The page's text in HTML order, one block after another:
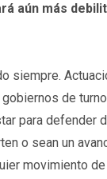
aún más
siempre.
de
para defender
o sean un
movimiento